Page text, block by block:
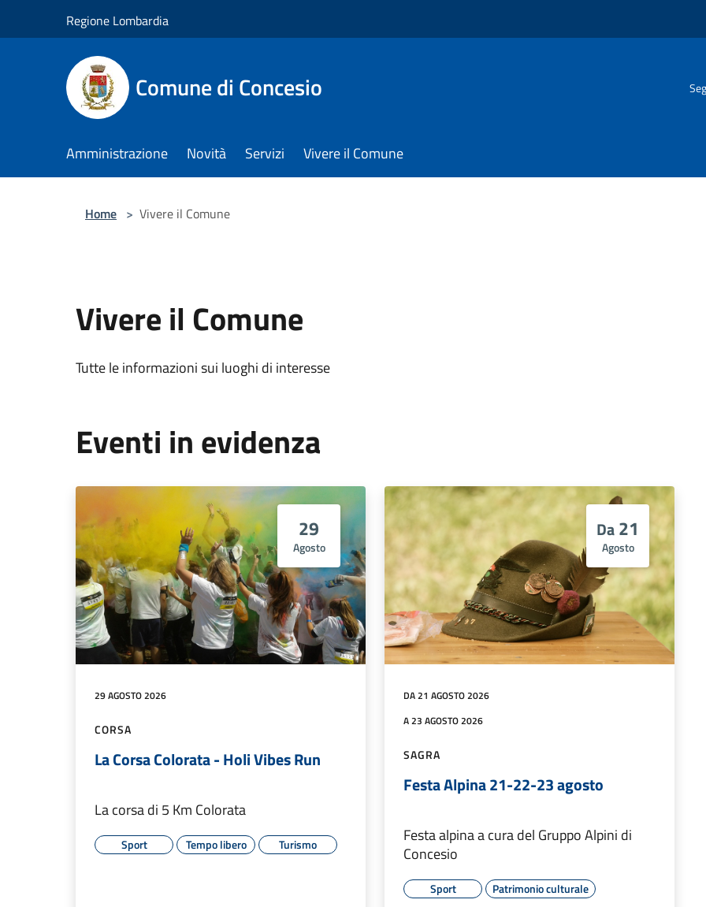
Regione Lombardia
Comune di Concesio
Amministrazione Novità Servizi Vivere il Comune
Home > Vivere il Comune
Vivere il Comune
Tutte le informazioni sui luoghi di interesse
Eventi in evidenza
29
Agosto
29 AGOSTO 2026
CORSA
La Corsa Colorata - Holi Vibes Run
La corsa di 5 Km Colorata
Sport Tempo libero Turismo
Da21
Agosto
DA 21 AGOSTO 2026
A 23 AGOSTO 2026
SAGRA
Festa Alpina 21-22-23 agosto
Festa alpina a cura del Gruppo Alpini di
Concesio
Sport
Patrimonio culturale